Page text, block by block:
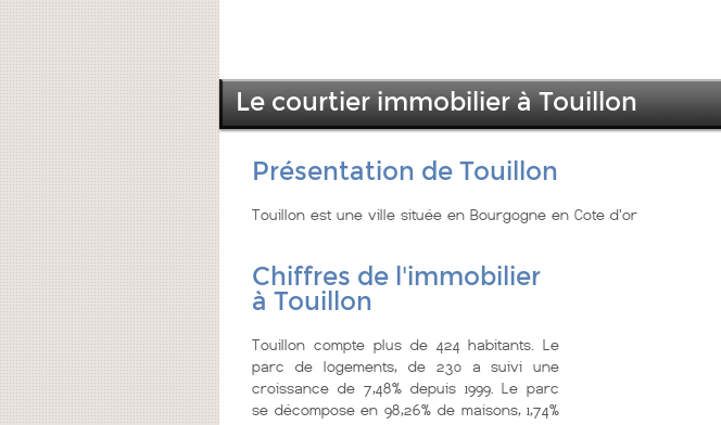
Le courtier immobilier à Touillon
Présentation de Touillon
Touillon est une ville située en Bourgogne en Cote d'or
Chiffres de l'immobilier
à Touillon
Touillon compte plus de 424 habitants. Le
parc de logements, de 230 a suivi une
croissance de 7,48% depuis 1999. Le parc
se décompose en 98,26% de maisons, 1,74%